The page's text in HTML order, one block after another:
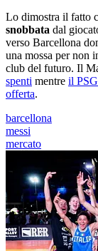
Lo dimostra il fatto
snobbata dal
verso Barcellona
una mossa per non
club del futuro. Il
spenti mentre il
offerta.
barcellona
messi
mercato